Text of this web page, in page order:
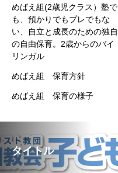
めばえ組(2歳児クラス）塾で
も、預かりでもプレでもな
い、自立と成長のための独自
の自由保育。2歳からのバイ
リンガル
めばえ組 保育方針
めばえ組 保育の様子
タイトル